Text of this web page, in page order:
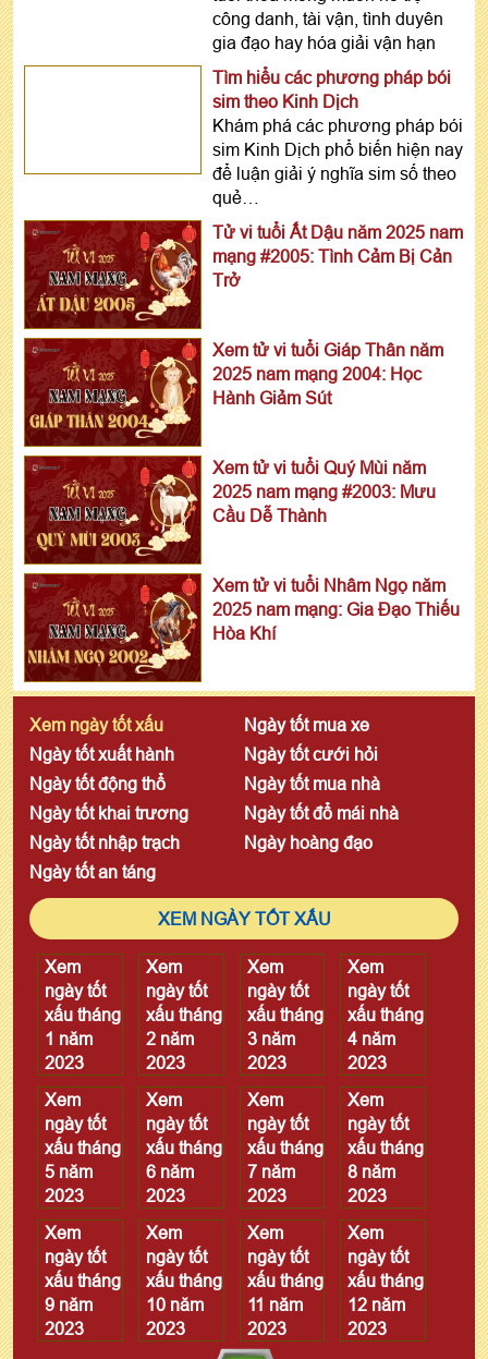
công danh, tài vận, tình duyên
gia đạo hay hóa giải vận hạn
Tìm hiểu các phương pháp bói
sim theo Kinh Dịch
Khám phá các phương pháp bói
sim Kinh Dịch phổ biến hiện nay
để luận giải ý nghĩa sim số theo
quẻ…
Tử vi tuổi Ất Dậu năm 2025 nam
mạng #2005: Tình Cảm Bị Cản
Trở
Xem tử vi tuổi Giáp Thân năm
2025 nam mạng 2004: Học
Hành Giảm Sút
Xem tử vi tuổi Quý Mùi năm
2025 nam mạng #2003: Mưu
Cầu Dễ Thành
Xem tử vi tuổi Nhâm Ngọ năm
2025 nam mạng: Gia Đạo Thiếu
Hòa Khí
Xem ngày tốt xấu
Ngày tốt mua xe
Ngày tốt xuất hành
Ngày tốt cưới hỏi
Ngày tốt động thổ
Ngày tốt mua nhà
Ngày tốt khai trương
Ngày tốt đổ mái nhà
Ngày tốt nhập trạch
Ngày hoàng đạo
Ngày tốt an táng
XEM NGÀY TỐT XẤU
Xem
ngày tốt
xấu tháng
1 năm
2023
Xem
ngày tốt
xấu tháng
2 năm
2023
Xem
ngày tốt
xấu tháng
3 năm
2023
Xem
ngày tốt
xấu tháng
4 năm
2023
Xem
ngày tốt
xấu tháng
5 năm
2023
Xem
ngày tốt
xấu tháng
6 năm
2023
Xem
ngày tốt
xấu tháng
7 năm
2023
Xem
ngày tốt
xấu tháng
8 năm
2023
Xem
ngày tốt
xấu tháng
9 năm
2023
Xem
ngày tốt
xấu tháng
10 năm
2023
Xem
ngày tốt
xấu tháng
11 năm
2023
Xem
ngày tốt
xấu tháng
12 năm
2023